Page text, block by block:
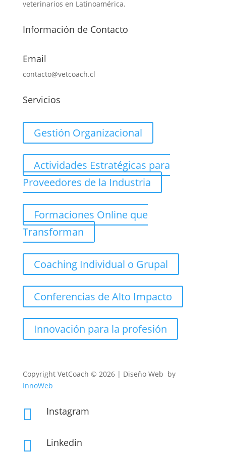
veterinarios en Latinoamérica.
Información de Contacto
Email
contacto@vetcoach.cl
Servicios
Gestión Organizacional
Actividades Estratégicas para
Proveedores de la Industria
Formaciones Online que
Transforman
Coaching Individual o Grupal
Conferencias de Alto Impacto
Innovación para la profesión
CopyrightVetCoach © 2026 | Diseño Web by
InnoWeb
 Instagram
 Linkedin